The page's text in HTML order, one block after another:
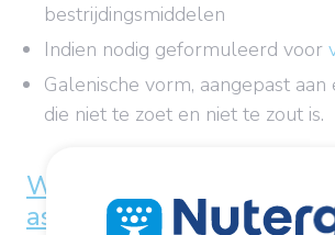
bestrijdingsmiddelen
Indien nodig geformuleerd voor
Galenische vorm, aangepast aan
die niet te zoet en niet te zout is.
Wat zijn de onmisbare
assortimenten?